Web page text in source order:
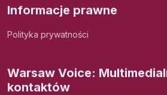
Informacje prawne
Polityka prywatności
Warsaw Voice:
kontaktów